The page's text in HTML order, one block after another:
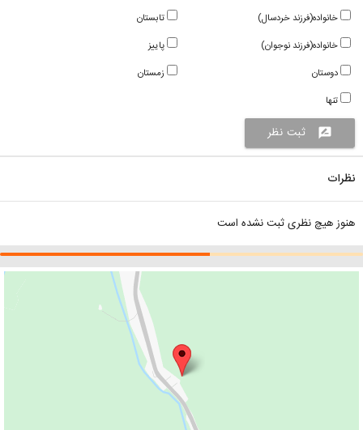
تابستان
پاییز
زمستان
خانواده(فرزند خردسال)
خانواده(فرزند نوجوان)
دوستان
تنها
rate_review ثبت نظر
نظرات
هنوز هیچ نظری ثبت نشده است